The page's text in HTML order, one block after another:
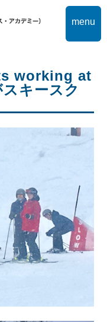
menu
working at
キースク